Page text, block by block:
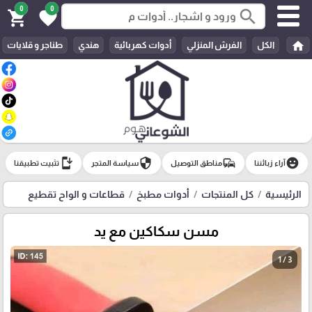
search
0
favorite
0
shopping_cart
home الكل الفرش المنزلي أدوات كهربائية هندي طناجر و قلايات
emoji_emotionsآراء زبائننا commuteمناطق التوصيل securityسياسة المتجر install_mobile تثبيت تطبيقنا
الرئيسية كل المنتجات أدوات مطبخ قطاعات و الواح تقطيع
مسن سكاكين مع يد
1 / 3